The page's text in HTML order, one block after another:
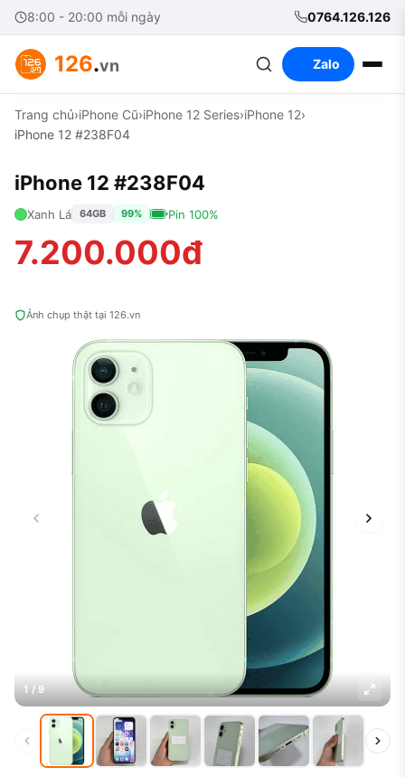
8:00 - 20:00 mỗi ngày 0764.126.126
126.vn Zalo
Trang chủ›iPhone Cũ›iPhone 12 Series›iPhone 12›
iPhone 12 #238F04
Ảnh chụp thật tại 126.vn
1 / 9
iPhone 12 #238F04
Xanh Lá 64GB 99% Pin 100%
7.200.000đ